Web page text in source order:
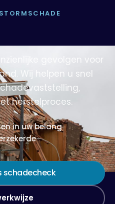
gevolgen voor
Wij helpen u snel
herstelproces.
in uw belang
schadecheck